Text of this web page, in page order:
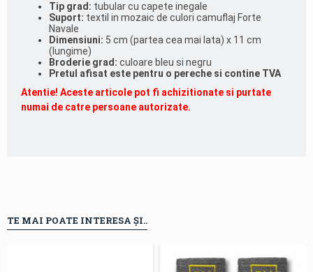
Tip grad: tubular cu capete inegale
Suport: textil in mozaic de culori camuflaj Forte
Navale
Dimensiuni: 5 cm (partea cea mai lata) x 11 cm
(lungime)
Broderie grad: culoare bleu si negru
Pretul afisat este pentru o pereche si contine TVA
Atentie! Aceste articole pot fi achizitionate si purtate
numai de catre persoane autorizate.
TE MAI POATE INTERESA ȘI..